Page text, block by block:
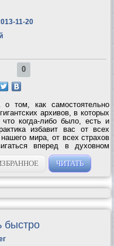
11-20
0
том, как самостоятельно
архивов, в которых
когда-либо было, есть и
избавит вас от всех
мира, от всех страхов
вперед в духовном
— это не физическое место,
ЧИТАТЬ
быстро